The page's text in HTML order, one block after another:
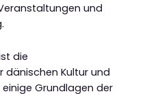
und
die
dänischen Kultur und
Grundlagen der